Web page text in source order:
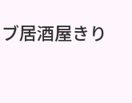
居酒屋きり